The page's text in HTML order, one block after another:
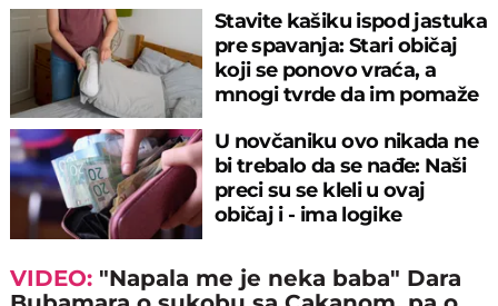
Stavite kašiku ispod jastuka
pre spavanja: Stari običaj
koji se ponovo vraća, a
mnogi tvrde da im pomaže
U novčaniku ovo nikada ne
bi trebalo da se nađe: Naši
preci su se kleli u ovaj
običaj i - ima logike
VIDEO: "Napala me je neka baba" Dara